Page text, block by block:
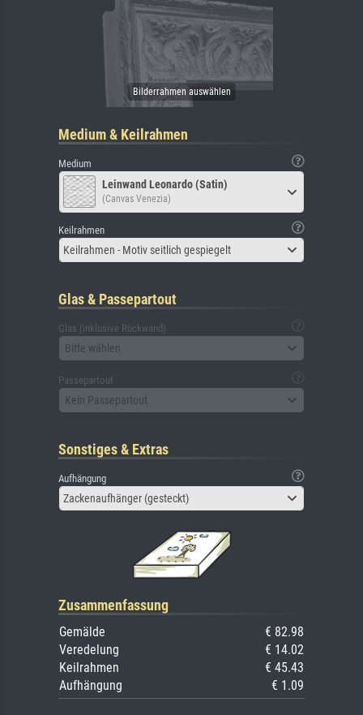
Medium & Keilrahmen
Medium
Leinwand Leonardo (Satin)
(Canvas Venezia)
Keilrahmen
Keilrahmen - Motiv seitlich gespiegelt
Glas & Passepartout
Glas (inklusive Rückwand)
Bitte wählen
Passepartout
Kein Passepartout
Sonstiges & Extras
Aufhängung
Zackenaufhänger (gesteckt)
Zusammenfassung
Gemälde
€ 82.98
Veredelung
€ 14.02
Keilrahmen
€ 45.43
Aufhängung
€ 1.09